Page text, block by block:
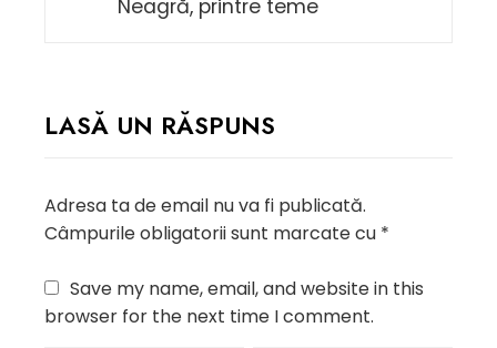
Neagră, printre teme
LASĂ UN RĂSPUNS
Adresa ta de email nu va fi publicată.
Câmpurile obligatorii sunt marcate cu *
Save my name, email, and website in this
browser for the next time I comment.